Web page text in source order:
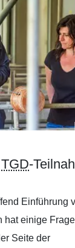
TGD-
Einführung
hat einige
Seite der